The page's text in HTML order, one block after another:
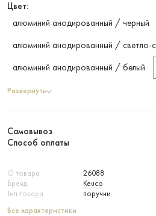
ID товара
26088
Бренд
Keuco
Тип товара
поручни
Все характеристики
Цвет:
алюминий анодированный / черный
алюминий анодированный / светло-
алюминий анодированный / белый
Развернуть
Самовывоз
Способ оплаты